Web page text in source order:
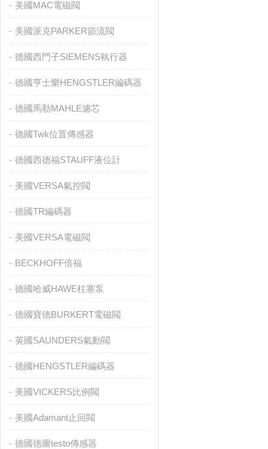
美國MAC電磁閥
美國派克PARKER節流閥
德國西門子SIEMENS執行器
德國亨士樂HENGSTLER編碼器
德國馬勒MAHLE濾芯
德國Twk位置傳感器
德國西德福STAUFF液位計
美國VERSA氣控閥
德國TR編碼器
美國VERSA電磁閥
BECKHOFF倍福
德國哈威HAWE柱塞泵
德國寶德BURKERT電磁閥
英國SAUNDERS氣動閥
德國HENGSTLER編碼器
美國VICKERS比例閥
美國Adamant止回閥
德國德圖testo傳感器